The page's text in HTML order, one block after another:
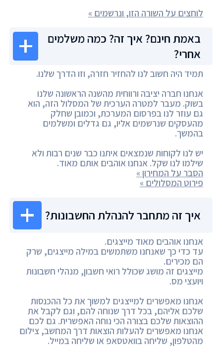
לוחצים על השורה הזו, ונרשמים »
באמת חינם? איך זה? כמה משלמים
אחרי?
תמיד היה חשוב לנו להחזיר חזרה, וזו הדרך שלנו.
אנחנו חברה יציבה ורווחית מהשנה הראשונה שלנו
בשוק. מעבר למטרה הערכית של המסלול הזה, הוא
גם עוזר לנו בפרסום המערכת, וכמובן שחלק
מהעסקים שנרשמים אליו, גם גדלים ומשלמים
בהמשך.
יש לנו לקוחות שנמצאים איתנו כבר שנים רבות ולא
שילמו לנו שקל. אנחנו אוהבים אותם מאוד.
הסבר על המחירון »
פירוט המסלולים »
איך זה מתחבר להנהלת החשבונות?
אנחנו אוהבים מאוד מייצגים.
עד כדי כך שאנחנו משתמשים במילה מייצגים, שרק
הם מכירים.
מייצגים זה מושג שכולל רואי חשבון, מנהלי חשבונות
ויועצי מס.
אנחנו מאפשרים למייצגים למשוך את כל ההכנסות
שלכם אליהם, בכל דרך שנוחה להם, וגם לקבל את
ההוצאות שלכם בצורה הכי נוחה האפשרית. גם לכם
אנחנו מאפשרים להעלות הוצאות דרך המחשב, צילום
מהטלפון, שליחה בוואטסאפ או שליחה במייל.